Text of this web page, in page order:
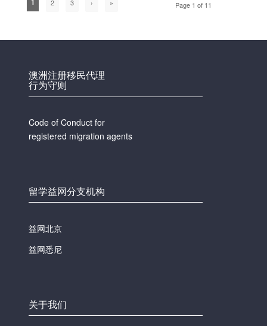
Page 1 of 11
1 2 3 › »
澳洲注册移民代理
行为守则
Code of Conduct for
registered migration agents
留学益网分支机构
益网北京
益网悉尼
关于我们